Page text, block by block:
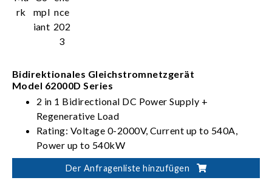
Bidirektionales Gleichstromnetzgerät
Model 62000D Series
2 in 1 Bidirectional DC Power Supply +
Regenerative Load
Rating: Voltage 0-2000V, Current up to 540A,
Power up to 540kW
PV, Battery, Fuel Cell simulation
Dual output ranges in one-click switching
Der Anfragenliste hinzufügen